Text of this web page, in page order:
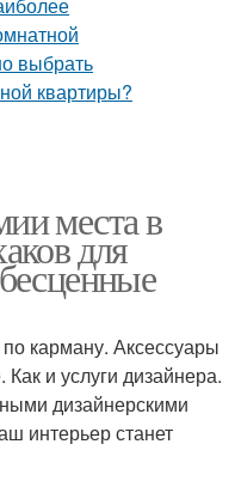
места в
для
карману. Аксессуары
Как и услуги дизайнера.
дизайнерскими
интерьер станет